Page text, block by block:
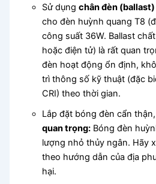
Sử dụngchân đèn
cho đèn huỳnh quang T8
công suất 36W. Ballast
hoặc điện tử) là rất quan
đèn hoạt động ổn định,
trì thông số kỹ thuật (đặc
CRI) theo thời gian.
Lắp đặt bóng đèn cẩn
quan trọng: Bóng đèn
lượng nhỏ thủy ngân. Hãy
theo hướng dẫn của địa
hại.